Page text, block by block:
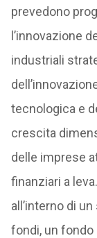
prevedono
l’innovazione
industriali
tecnologica e
crescita
delle imprese
finanziari a
all’interno di
fondi, un fondo